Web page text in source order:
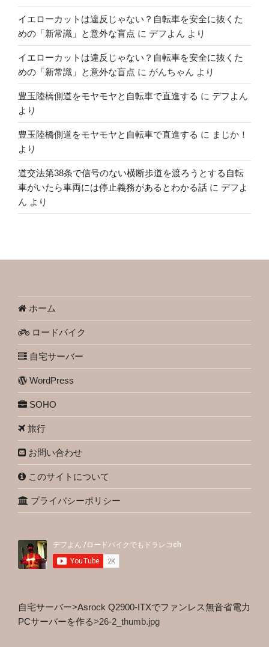
イエローカットは違反じゃない？自転車を安全に抜くた
めの「新常識」と意外な盲点 に デフよん より
イエローカットは違反じゃない？自転車を安全に抜くた
めの「新常識」と意外な盲点 に がんちゃん より
豊玉陸橋側道をモヤモヤと自転車で直進する に デフよん
より
豊玉陸橋側道をモヤモヤと自転車で直進する に まじか！
より
道交法第38条で信号のない横断歩道を渡ろうとする自転
車がいたら車両には停止義務があるとわかる話 に デフよ
ん より
ホーム
ロードバイク
自宅サーバー
WordPress
SOHO
旅行
お問い合わせ
このサイトについて
プライバシーポリシー
自宅サーバー>Asrock Q2900-ITXでファンレス無音省電力
PCサーバーを作る>26-2_thumb.jpg